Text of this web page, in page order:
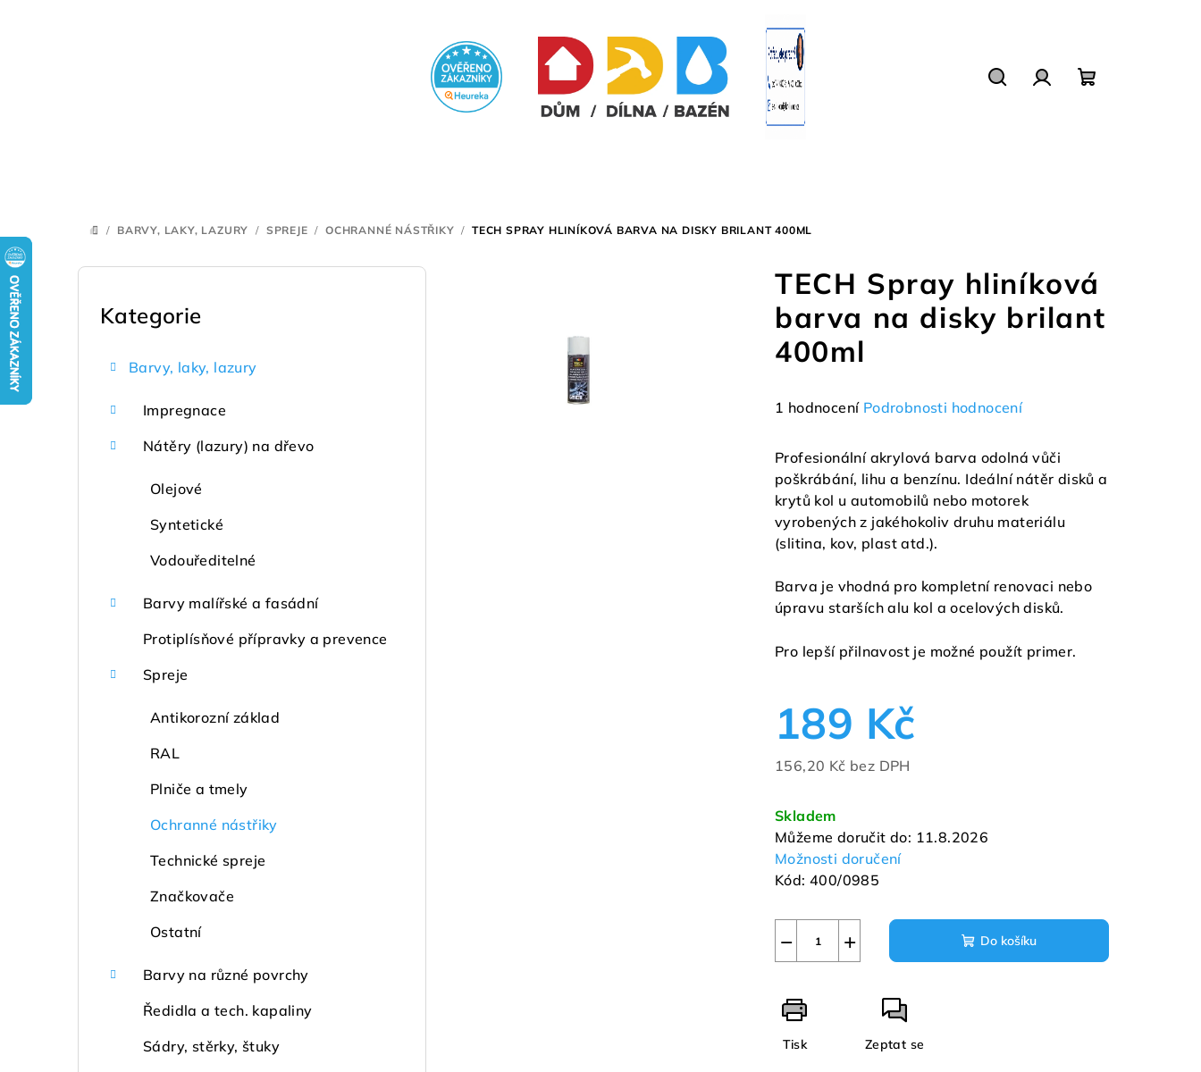
DOMŮ
/ BARVY, LAKY, LAZURY / SPREJE / OCHRANNÉ NÁSTŘIKY / TECH SPRAY HLINÍKOVÁ BARVA NA DISKY BRILANT 400ML
P
Přeskočit
kategorie
Kategorie
Barvy, laky, lazury
Impregnace
Nátěry (lazury) na dřevo
Olejové
Syntetické
Vodouředitelné
Barvy malířské a fasádní
Protiplísňové přípravky a prevence
Spreje
Antikorozní základ
RAL
Plniče a tmely
Ochranné nástřiky
Technické spreje
Značkovače
Ostatní
Barvy na různé povrchy
Ředidla a tech. kapaliny
Sádry, stěrky, štuky
TECH Spray hliníková
barva na disky brilant
400ml
Průměrné
produktu
5,0
5
hvězdiček.
1 hodnocení Podrobnosti hodnocení
Profesionální akrylová barva odolná vůči
poškrábání, lihu a benzínu. Ideální nátěr disků a
krytů kol u automobilů nebo motorek
vyrobených z jakéhokoliv druhu materiálu
(slitina, kov, plast atd.).
Barva je vhodná pro kompletní renovaci nebo
úpravu starších alu kol a ocelových disků.
Pro lepší přilnavost je možné použít primer.
189 Kč
156,20 Kč bez DPH
cena:
Skladem
Můžeme doručit do: 11.8.2026
Možnosti doručení
Kód: 400/0985
+
− Do košíku
Tisk Zeptat se